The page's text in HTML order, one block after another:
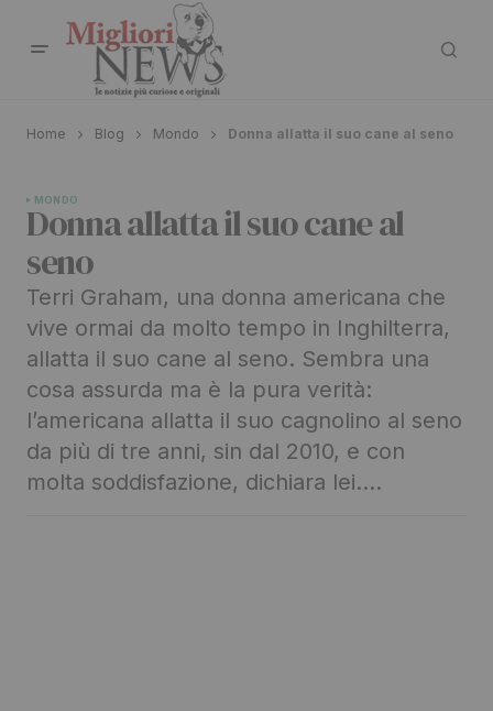
Home Blog Mondo Donna allatta il suo cane al seno
MONDO
Donna allatta il suo cane al
seno
Terri Graham, una donna americana che
vive ormai da molto tempo in Inghilterra,
allatta il suo cane al seno. Sembra una
cosa assurda ma è la pura verità:
l’americana allatta il suo cagnolino al seno
da più di tre anni, sin dal 2010, e con
molta soddisfazione, dichiara lei….